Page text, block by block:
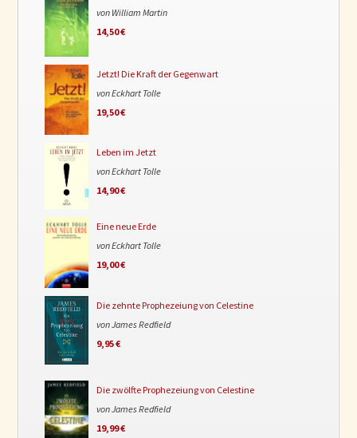
von William Martin
14,50 €
Jetzt! Die Kraft der Gegenwart
von Eckhart Tolle
19,50 €
Leben im Jetzt
von Eckhart Tolle
14,90 €
Eine neue Erde
von Eckhart Tolle
19,00 €
Die zehnte Prophezeiung von Celestine
von James Redfield
9,95 €
Die zwölfte Prophezeiung von Celestine
von James Redfield
19,99 €